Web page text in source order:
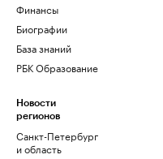
Финансы
Биографии
База знаний
РБК Образование
Новости
регионов
Санкт-Петербург
и область